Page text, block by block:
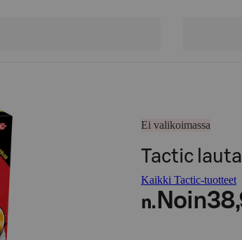
Ei valikoimassa
Tactic
Kaikki Tactic-tuotteet
n. Noin